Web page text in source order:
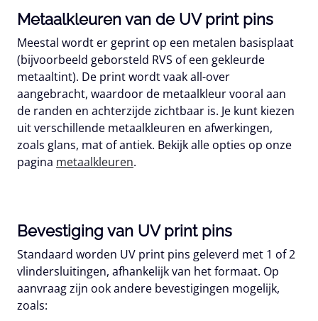
Metaalkleuren van de UV print pins
Meestal wordt er geprint op een metalen basisplaat
(bijvoorbeeld geborsteld RVS of een gekleurde
metaaltint). De print wordt vaak all-over
aangebracht, waardoor de metaalkleur vooral aan
de randen en achterzijde zichtbaar is. Je kunt kiezen
uit verschillende metaalkleuren en afwerkingen,
zoals glans, mat of antiek. Bekijk alle opties op onze
pagina metaalkleuren.
Bevestiging van UV print pins
Standaard worden UV print pins geleverd met 1 of 2
vlindersluitingen, afhankelijk van het formaat. Op
aanvraag zijn ook andere bevestigingen mogelijk,
zoals: